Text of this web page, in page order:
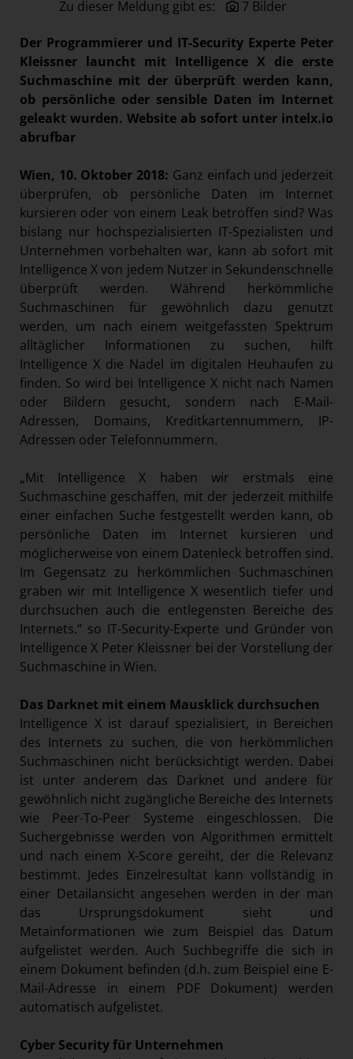
Paradies Garten
Raisin
section.d
Swiss Life Select
The Companion
The Hoxton
Unibail-Rodamco-Westfield
Vöslauer
NMK
MEDIA
KONTAKT
Zu dieser Meldung gibt es: 7 Bilder
Der Programmierer und IT-Security Experte Peter
Kleissner launcht mit Intelligence X die erste
Suchmaschine mit der überprüft werden kann,
ob persönliche oder sensible Daten im Internet
geleakt wurden. Website ab sofort unter intelx.io
abrufbar
Wien, 10. Oktober 2018: Ganz einfach und jederzeit
überprüfen, ob persönliche Daten im Internet
kursieren oder von einem Leak betroffen sind? Was
bislang nur hochspezialisierten IT-Spezialisten und
Unternehmen vorbehalten war, kann ab sofort mit
Intelligence X von jedem Nutzer in Sekundenschnelle
überprüft werden. Während herkömmliche
Suchmaschinen für gewöhnlich dazu genutzt
werden, um nach einem weitgefassten Spektrum
alltäglicher Informationen zu suchen, hilft
Intelligence X die Nadel im digitalen Heuhaufen zu
finden. So wird bei Intelligence X nicht nach Namen
oder Bildern gesucht, sondern nach E-Mail-
Adressen, Domains, Kreditkartennummern, IP-
Adressen oder Telefonnummern.
„Mit Intelligence X haben wir erstmals eine
Suchmaschine geschaffen, mit der jederzeit mithilfe
einer einfachen Suche festgestellt werden kann, ob
persönliche Daten im Internet kursieren und
möglicherweise von einem Datenleck betroffen sind.
Im Gegensatz zu herkömmlichen Suchmaschinen
graben wir mit Intelligence X wesentlich tiefer und
durchsuchen auch die entlegensten Bereiche des
Internets.“ so IT-Security-Experte und Gründer von
Intelligence X Peter Kleissner bei der Vorstellung der
Suchmaschine in Wien.
Das Darknet mit einem Mausklick durchsuchen
Intelligence X ist darauf spezialisiert, in Bereichen
des Internets zu suchen, die von herkömmlichen
Suchmaschinen nicht berücksichtigt werden. Dabei
ist unter anderem das Darknet und andere für
gewöhnlich nicht zugängliche Bereiche des Internets
wie Peer-To-Peer Systeme eingeschlossen. Die
Suchergebnisse werden von Algorithmen ermittelt
und nach einem X-Score gereiht, der die Relevanz
bestimmt. Jedes Einzelresultat kann vollständig in
einer Detailansicht angesehen werden in der man
das Ursprungsdokument sieht und
Metainformationen wie zum Beispiel das Datum
aufgelistet werden. Auch Suchbegriffe die sich in
einem Dokument befinden (d.h. zum Beispiel eine E-
Mail-Adresse in einem PDF Dokument) werden
automatisch aufgelistet.
Cyber Security für Unternehmen